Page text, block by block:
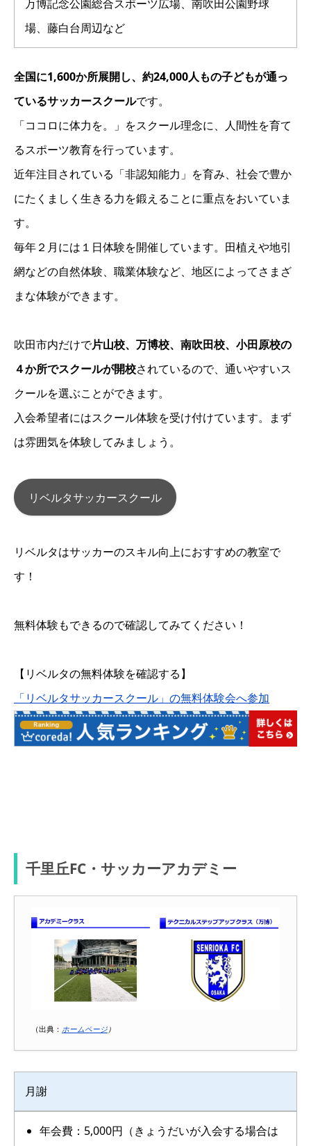
万博記念公園総合スポーツ広場、南吹田公園野球
場、藤白台周辺など
全国に1,600か所展開し、約24,000人もの子どもが通っ
ているサッカースクールです。
「ココロに体力を。」をスクール理念に、人間性を育て
るスポーツ教育を行っています。
近年注目されている「非認知能力」を育み、社会で豊か
にたくましく生きる力を鍛えることに重点をおいていま
す。
毎年２月には１日体験を開催しています。田植えや地引
網などの自然体験、職業体験など、地区によってさまざ
まな体験ができます。
吹田市内だけで片山校、万博校、南吹田校、小田原校の
４か所でスクールが開校されているので、通いやすいス
クールを選ぶことができます。
入会希望者にはスクール体験を受け付けています。まず
は雰囲気を体験してみましょう。
リベルタサッカースクール
リベルタはサッカーのスキル向上におすすめの教室で
す！
無料体験もできるので確認してみてください！
【リベルタの無料体験を確認する】
「リベルタサッカースクール」の無料体験会へ参加
千里丘FC・サッカーアカデミー
（出典： ホームページ ）
月謝
年会費：5,000円（きょうだいが入会する場合は